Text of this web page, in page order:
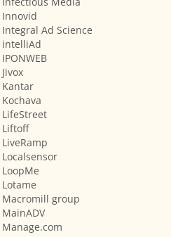
Innovid
Integral Ad Science
intelliAd
IPONWEB
Jivox
Kantar
Kochava
LifeStreet
Liftoff
LiveRamp
Localsensor
LoopMe
Lotame
Macromill group
MainADV
Manage.com